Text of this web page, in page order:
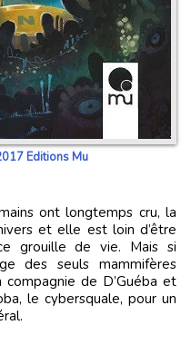
Editions Mu
et elle est loin d’être
grouille de vie. Mais si
des seuls mammifères
de D’Guéba et
le cybersquale, pour un